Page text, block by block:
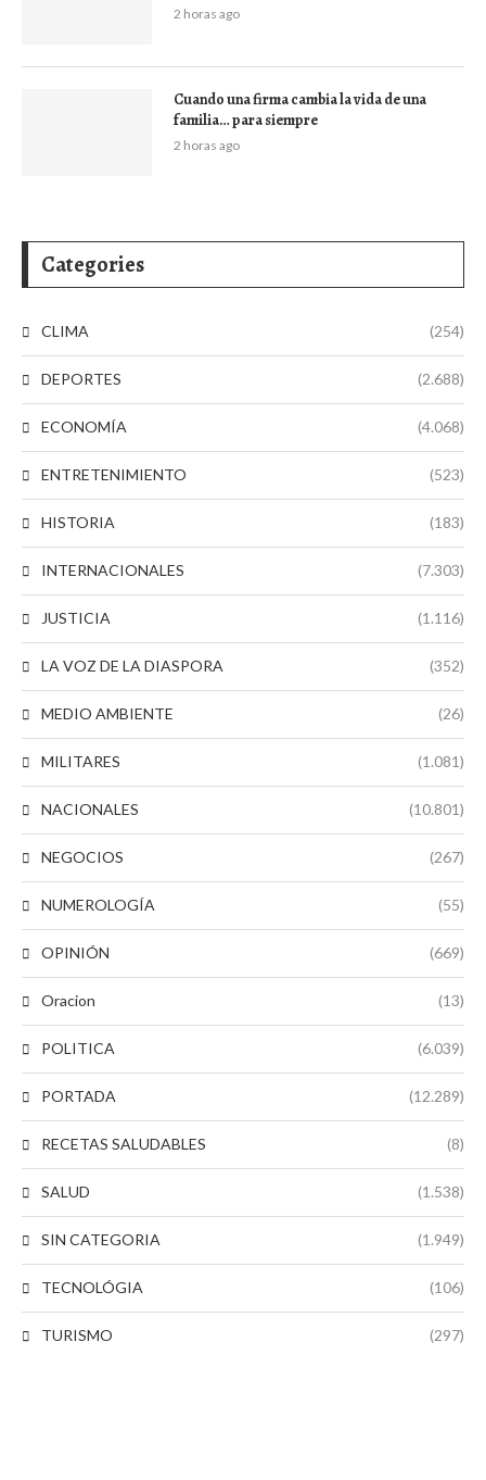
2 horas ago
Cuando una firma cambia la vida de una
familia… para siempre
2 horas ago
Categories
CLIMA (254)
DEPORTES (2.688)
ECONOMÍA (4.068)
ENTRETENIMIENTO (523)
HISTORIA (183)
INTERNACIONALES (7.303)
JUSTICIA (1.116)
LA VOZ DE LA DIASPORA (352)
MEDIO AMBIENTE (26)
MILITARES (1.081)
NACIONALES (10.801)
NEGOCIOS (267)
NUMEROLOGÍA (55)
OPINIÓN (669)
Oracion (13)
POLITICA (6.039)
PORTADA (12.289)
RECETAS SALUDABLES (8)
SALUD (1.538)
SIN CATEGORIA (1.949)
TECNOLÓGIA (106)
TURISMO (297)